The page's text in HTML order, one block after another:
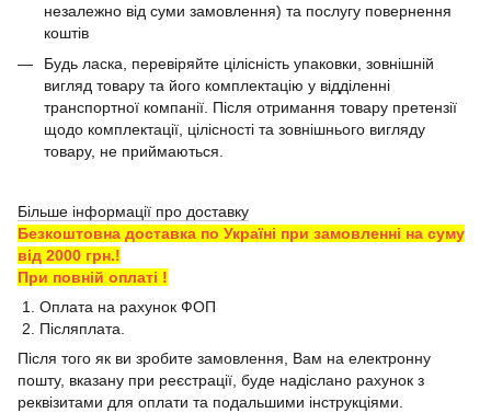
незалежно від суми замовлення) та послугу повернення
коштів
Будь ласка, перевіряйте цілісність упаковки, зовнішній
вигляд товару та його комплектацію у відділенні
транспортної компанії. Після отримання товару претензії
щодо комплектації, цілісності та зовнішнього вигляду
товару, не приймаються.
Більше інформації про доставку
Безкоштовна доставка по Україні при замовленні на суму
від 2000 грн.!
При повній оплаті !
1. Оплата на рахунок ФОП
2. Післяплата.
Після того як ви зробите замовлення, Вам на електронну
пошту, вказану при реєстрації, буде надіслано рахунок з
реквізитами для оплати та подальшими інструкціями.